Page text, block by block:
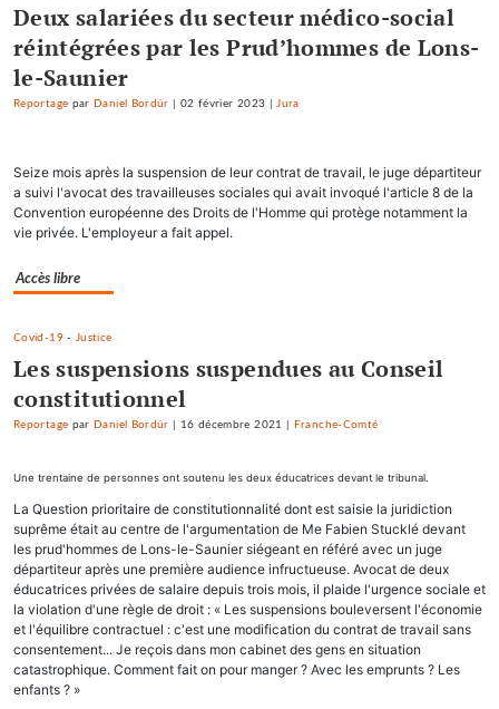
Deux salariées du secteur médico-social
réintégrées par les Prud’hommes de Lons-
le-Saunier
Reportage par Daniel Bordür 02 février 2023 Jura
Seize mois après la suspension de leur contrat de travail, le juge départiteur
a suivi l'avocat des travailleuses sociales qui avait invoqué l'article 8 de la
Convention européenne des Droits de l'Homme qui protège notamment la
vie privée. L'employeur a fait appel.
Accès libre
Covid-19- Justice
Les suspensions suspendues au Conseil
constitutionnel
Reportage par Daniel Bordür 16 décembre 2021 Franche-Comté
Une trentaine de personnes ont soutenu les deux éducatrices devant le tribunal.
La Question prioritaire de constitutionnalité dont est saisie la juridiction
suprême était au centre de l'argumentation de Me Fabien Stucklé devant
les prud'hommes de Lons-le-Saunier siégeant en référé avec un juge
départiteur après une première audience infructueuse. Avocat de deux
éducatrices privées de salaire depuis trois mois, il plaide l'urgence sociale et
la violation d'une règle de droit : « Les suspensions bouleversent l'économie
et l'équilibre contractuel : c'est une modification du contrat de travail sans
consentement... Je reçois dans mon cabinet des gens en situation
catastrophique. Comment fait on pour manger ? Avec les emprunts ? Les
enfants ? »